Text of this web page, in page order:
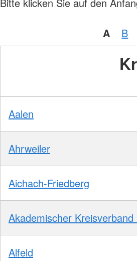
A B
Aalen
Ahrweiler
Aichach-Friedberg
Akademischer Kreisverband
Alfeld